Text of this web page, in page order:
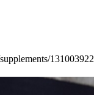
131003922